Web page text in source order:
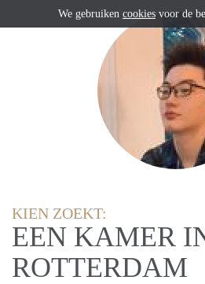
KIEN ZOEKT:
EEN KAMER
ROTTERDAM
We gebruiken cookies voor de